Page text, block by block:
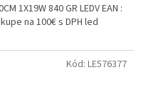
1X19W 840 GR LEDV EAN :
na 100€ s DPH led
Kód: LE576377